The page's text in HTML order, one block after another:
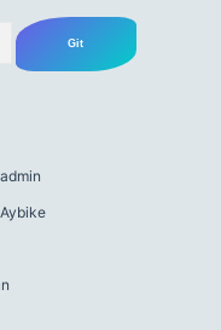
admin
Aybike